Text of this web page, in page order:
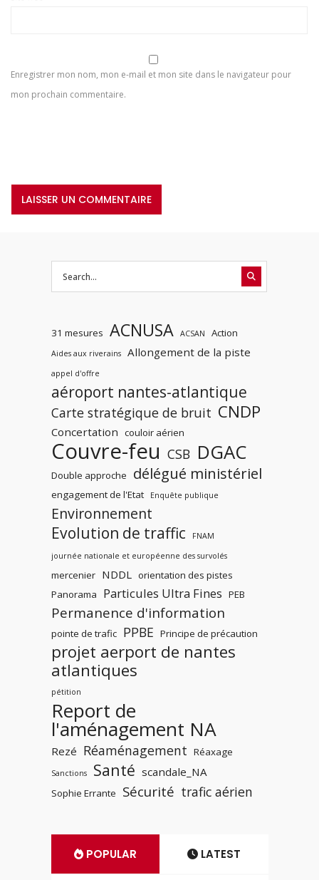
Enregistrer mon nom, mon e-mail et mon site dans le navigateur pour
mon prochain commentaire.
31 mesures ACNUSA ACSAN Action
Aides aux riverains Allongement de la piste
appel d'offre
aéroport nantes-atlantique
Carte stratégique de bruit CNDP
Concertation couloir aérien
Couvre-feu CSB DGAC
Double approche délégué ministériel
engagement de l'Etat Enquête publique
Environnement
Evolution de traffic
FNAM
journée nationale et européenne des survolés
mercenier NDDL orientation des pistes
Panorama
Particules Ultra Fines PEB
Permanence d'information
pointe de trafic PPBE Principe de précaution
projet aerport de nantes
atlantiques
pétition
Report de
l'aménagement NA
Rezé Réaménagement Réaxage
Sanctions Santé scandale_NA
Sophie Errante Sécurité trafic aérien
POPULAR LATEST